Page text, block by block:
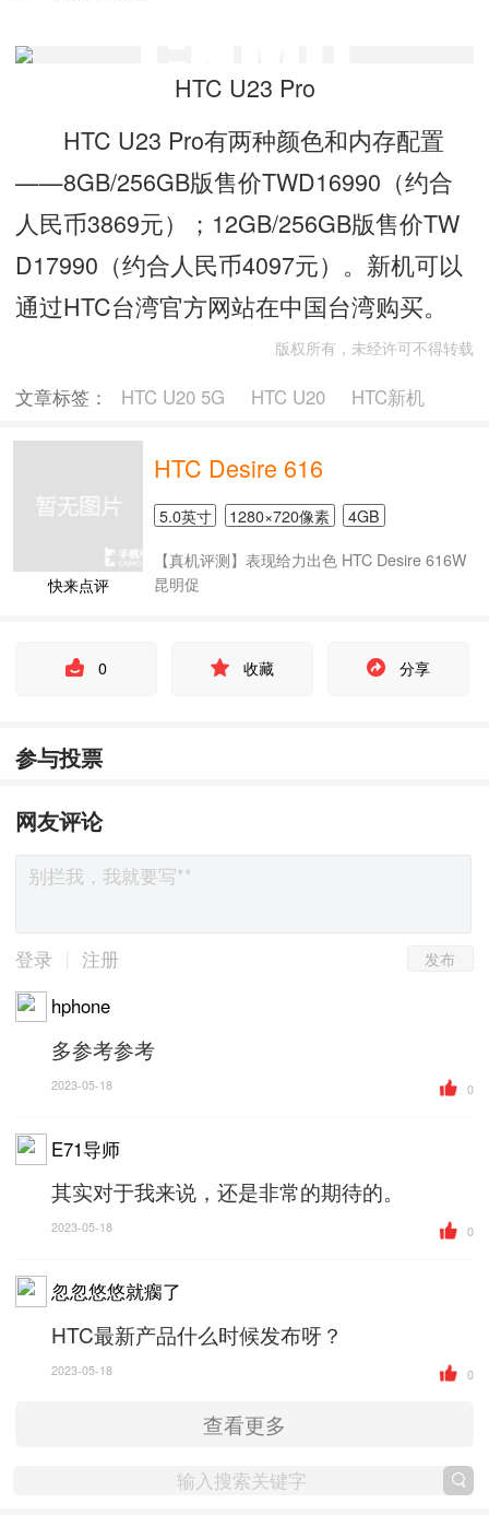
HTC U23 Pro
HTC U23 Pro有两种颜色和内存配置
——8GB/256GB版售价TWD16990（约合
人民币3869元）；12GB/256GB版售价TW
D17990（约合人民币4097元）。新机可以
通过HTC台湾官方网站在中国台湾购买。
版权所有，未经许可不得转载
文章标签： HTC U20 5G HTC U20 HTC新机
快来点评
HTC Desire 616
5.0英寸 1280×720像素
4GB
【真机评测】表现给力出色 HTC Desire 616W
昆明促
0 收藏 分享
参与投票
网友评论
登录 注册 发布
hphone
多参考参考
2023-05-18 0
E71导师
其实对于我来说，还是非常的期待的。
2023-05-18 0
忽忽悠悠就瘸了
HTC最新产品什么时候发布呀？
2023-05-18 0
查看更多